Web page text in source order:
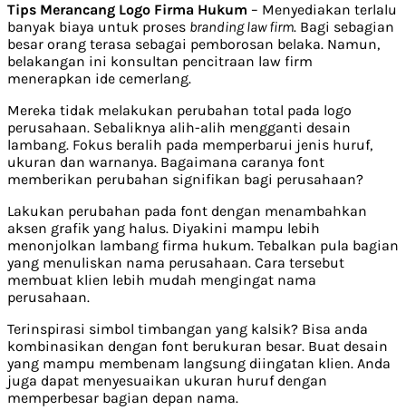
Tips Merancang Logo Firma Hukum – Menyediakan terlalu
banyak biaya untuk proses branding law firm. Bagi sebagian
besar orang terasa sebagai pemborosan belaka. Namun,
belakangan ini konsultan pencitraan law firm
menerapkan ide cemerlang.
Mereka tidak melakukan perubahan total pada logo
perusahaan. Sebaliknya alih-alih mengganti desain
lambang. Fokus beralih pada memperbarui jenis huruf,
ukuran dan warnanya. Bagaimana caranya font
memberikan perubahan signifikan bagi perusahaan?
Lakukan perubahan pada font dengan menambahkan
aksen grafik yang halus. Diyakini mampu lebih
menonjolkan lambang firma hukum. Tebalkan pula bagian
yang menuliskan nama perusahaan. Cara tersebut
membuat klien lebih mudah mengingat nama
perusahaan.
Terinspirasi simbol timbangan yang kalsik? Bisa anda
kombinasikan dengan font berukuran besar. Buat desain
yang mampu membenam langsung diingatan klien. Anda
juga dapat menyesuaikan ukuran huruf dengan
memperbesar bagian depan nama.